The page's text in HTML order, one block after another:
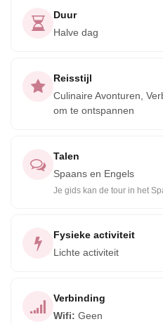
inspanningen ondersteunen
de ecologische zone van
deze gronden werken en te
maaltijd gemaakt met lokaal
een werkelijk speciale
Xochimilco te ervaren en
gemeenschap te
Duur
Halve dag
Reisstijl
Culinaire Avonturen,
om te ontspannen
Talen
Spaans en Engels
Je gids kan de tour in het
Fysieke activiteit
Lichte activiteit
Verbinding
Wifi: Geen